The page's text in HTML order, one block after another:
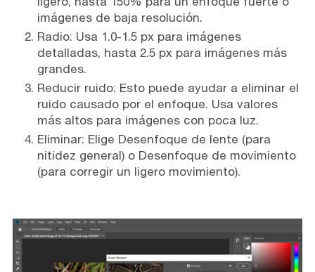
imágenes de baja resolución.
Radio: Usa 1.0-1.5 px para imágenes
detalladas, hasta 2.5 px para imágenes más
grandes.
Reducir ruido: Esto puede ayudar a eliminar el
ruido causado por el enfoque. Usa valores
más altos para imágenes con poca luz.
Eliminar: Elige Desenfoque de lente (para
nitidez general) o Desenfoque de movimiento
(para corregir un ligero movimiento).